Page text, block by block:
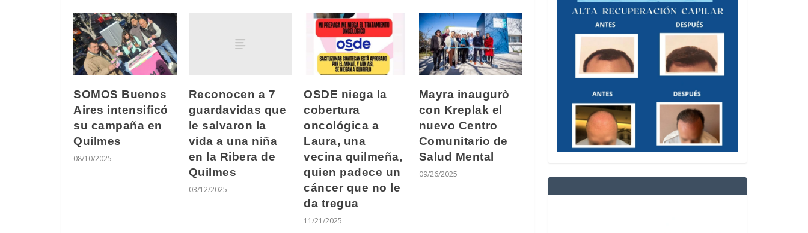
SOMOS Buenos
Aires intensificó
su campaña en
Quilmes
08/10/2025
Reconocen a 7
guardavidas que
le salvaron la
vida a una niña
en la Ribera de
Quilmes
03/12/2025
OSDE niega la
cobertura
oncológica a
Laura, una
vecina quilmeña,
quien padece un
cáncer que no le
da tregua
11/21/2025
Mayra inaugurò
con Kreplak el
nuevo Centro
Comunitario de
Salud Mental
09/26/2025